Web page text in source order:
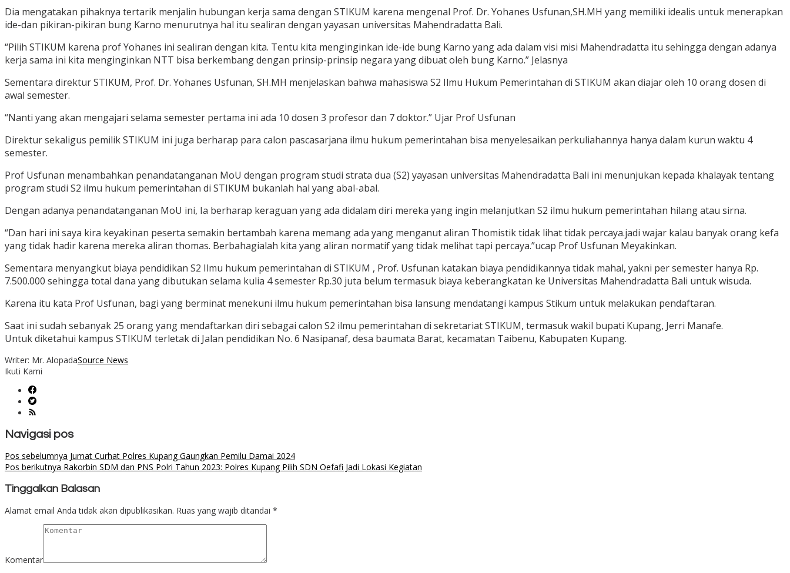
Dia mengatakan pihaknya tertarik menjalin hubungan kerja sama dengan STIKUM karena mengenal Prof. Dr. Yohanes Usfunan,SH.MH yang memiliki idealis untuk menerapkan
ide-dan pikiran-pikiran bung Karno menurutnya hal itu sealiran dengan yayasan universitas Mahendradatta Bali.
“Pilih STIKUM karena prof Yohanes ini sealiran dengan kita. Tentu kita menginginkan ide-ide bung Karno yang ada dalam visi misi Mahendradatta itu sehingga dengan adanya
kerja sama ini kita menginginkan NTT bisa berkembang dengan prinsip-prinsip negara yang dibuat oleh bung Karno.” Jelasnya
Sementara direktur STIKUM, Prof. Dr. Yohanes Usfunan, SH.MH menjelaskan bahwa mahasiswa S2 Ilmu Hukum Pemerintahan di STIKUM akan diajar oleh 10 orang dosen di
awal semester.
“Nanti yang akan mengajari selama semester pertama ini ada 10 dosen 3 profesor dan 7 doktor.” Ujar Prof Usfunan
Direktur sekaligus pemilik STIKUM ini juga berharap para calon pascasarjana ilmu hukum pemerintahan bisa menyelesaikan perkuliahannya hanya dalam kurun waktu 4
semester.
Prof Usfunan menambahkan penandatanganan MoU dengan program studi strata dua (S2) yayasan universitas Mahendradatta Bali ini menunjukan kepada khalayak tentang
program studi S2 ilmu hukum pemerintahan di STIKUM bukanlah hal yang abal-abal.
Dengan adanya penandatanganan MoU ini, Ia berharap keraguan yang ada didalam diri mereka yang ingin melanjutkan S2 ilmu hukum pemerintahan hilang atau sirna.
“Dan hari ini saya kira keyakinan peserta semakin bertambah karena memang ada yang menganut aliran Thomistik tidak lihat tidak percaya.jadi wajar kalau banyak orang kefa
yang tidak hadir karena mereka aliran thomas. Berbahagialah kita yang aliran normatif yang tidak melihat tapi percaya.”ucap Prof Usfunan Meyakinkan.
Sementara menyangkut biaya pendidikan S2 Ilmu hukum pemerintahan di STIKUM , Prof. Usfunan katakan biaya pendidikannya tidak mahal, yakni per semester hanya Rp.
7.500.000 sehingga total dana yang dibutukan selama kulia 4 semester Rp.30 juta belum termasuk biaya keberangkatan ke Universitas Mahendradatta Bali untuk wisuda.
Karena itu kata Prof Usfunan, bagi yang berminat menekuni ilmu hukum pemerintahan bisa lansung mendatangi kampus Stikum untuk melakukan pendaftaran.
Saat ini sudah sebanyak 25 orang yang mendaftarkan diri sebagai calon S2 ilmu pemerintahan di sekretariat STIKUM, termasuk wakil bupati Kupang, Jerri Manafe.
Untuk diketahui kampus STIKUM terletak di Jalan pendidikan No. 6 Nasipanaf, desa baumata Barat, kecamatan Taibenu, Kabupaten Kupang.
Writer: Mr. AlopadaSource News
Ikuti Kami
Navigasi pos
Pos sebelumnya Jumat Curhat Polres Kupang Gaungkan Pemilu Damai 2024
Pos berikutnya Rakorbin SDM dan PNS Polri Tahun 2023: Polres Kupang Pilih SDN Oefafi Jadi Lokasi Kegiatan
Tinggalkan Balasan
Alamat email Anda tidak akan dipublikasikan. Ruas yang wajib ditandai *
Komentar